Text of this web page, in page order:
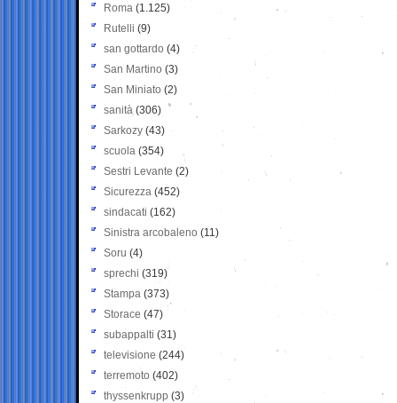
Roma (1.125)
Rutelli (9)
san gottardo (4)
San Martino (3)
San Miniato (2)
sanità (306)
Sarkozy (43)
scuola (354)
Sestri Levante (2)
Sicurezza (452)
sindacati (162)
Sinistra arcobaleno (11)
Soru (4)
sprechi (319)
Stampa (373)
Storace (47)
subappalti (31)
televisione(244)
terremoto (402)
thyssenkrupp (3)